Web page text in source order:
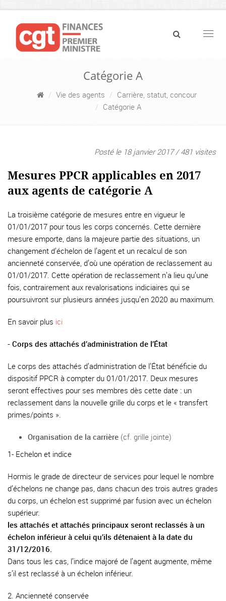
Catégorie A
Vie des agents
Carrière, statut, concour
Catégorie A
Posté le 18 janvier 2017 / 481 visites
Mesures PPCR applicables en 2017
aux agents de catégorie A
La troisième catégorie de mesures entre en vigueur le
01/01/2017 pour tous les corps concernés. Cette dernière
mesure emporte, dans la majeure partie des situations, un
changement d’échelon de l’agent et un recalcul de son
ancienneté conservée, d’où une opération de reclassement au
01/01/2017. Cette opération de reclassement n’a lieu qu’une
fois, contrairement aux revalorisations indiciaires qui se
poursuivront sur plusieurs années jusqu’en 2020 au maximum.
En savoir plus ici
- Corps des attachés d’administration de l’État
Le corps des attachés d’administration de l’État bénéficie du
dispositif PPCR à compter du 01/01/2017. Deux mesures
seront effectives pour ses membres dès cette date : un
reclassement dans la nouvelle grille du corps et le « transfert
primes/points ».
Organisation de la carrière (cf. grille jointe)
1- Echelon et indice
Hormis le grade de directeur de services pour lequel le nombre
d’échelons ne change pas, dans chacun des trois autres grades
du corps, un échelon est supprimé par fusion avec un échelon
supérieur.
les attachés et attachés principaux seront reclassés à un
échelon inférieur à celui qu’ils détenaient à la date du
31/12/2016.
Dans tous les cas, l’indice majoré de l’agent augmente, même
s’il est reclassé à un échelon inférieur.
2. Ancienneté conservée